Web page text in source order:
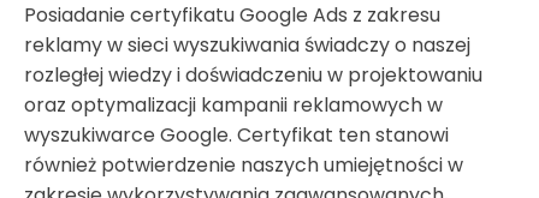
Posiadanie certyfikatu Google Ads z zakresu
reklamy w sieci wyszukiwania świadczy o naszej
rozległej wiedzy i doświadczeniu w projektowaniu
oraz optymalizacji kampanii reklamowych w
wyszukiwarce Google. Certyfikat ten stanowi
również potwierdzenie naszych umiejętności w